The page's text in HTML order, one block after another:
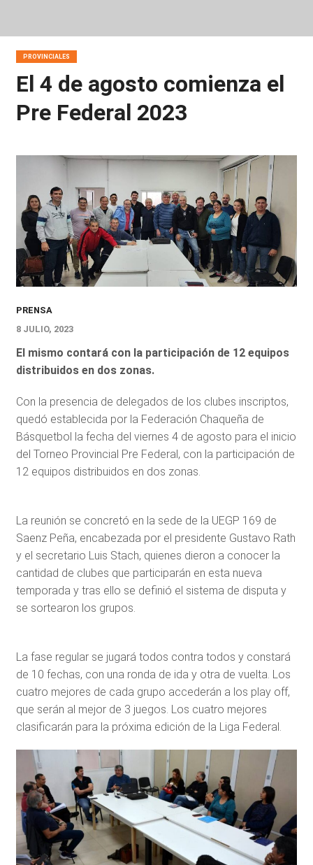
PROVINCIALES
El 4 de agosto comienza el
Pre Federal 2023
PRENSA
8 JULIO, 2023
El mismo contará con la participación de 12 equipos
distribuidos en dos zonas.
Con la presencia de delegados de los clubes inscriptos,
quedó establecida por la Federación Chaqueña de
Básquetbol la fecha del viernes 4 de agosto para el inicio
del Torneo Provincial Pre Federal, con la participación de
12 equipos distribuidos en dos zonas.
La reunión se concretó en la sede de la UEGP 169 de
Saenz Peña, encabezada por el presidente Gustavo Rath
y el secretario Luis Stach, quienes dieron a conocer la
cantidad de clubes que participarán en esta nueva
temporada y tras ello se definió el sistema de disputa y
se sortearon los grupos.
La fase regular se jugará todos contra todos y constará
de 10 fechas, con una ronda de ida y otra de vuelta. Los
cuatro mejores de cada grupo accederán a los play off,
que serán al mejor de 3 juegos. Los cuatro mejores
clasificarán para la próxima edición de la Liga Federal.